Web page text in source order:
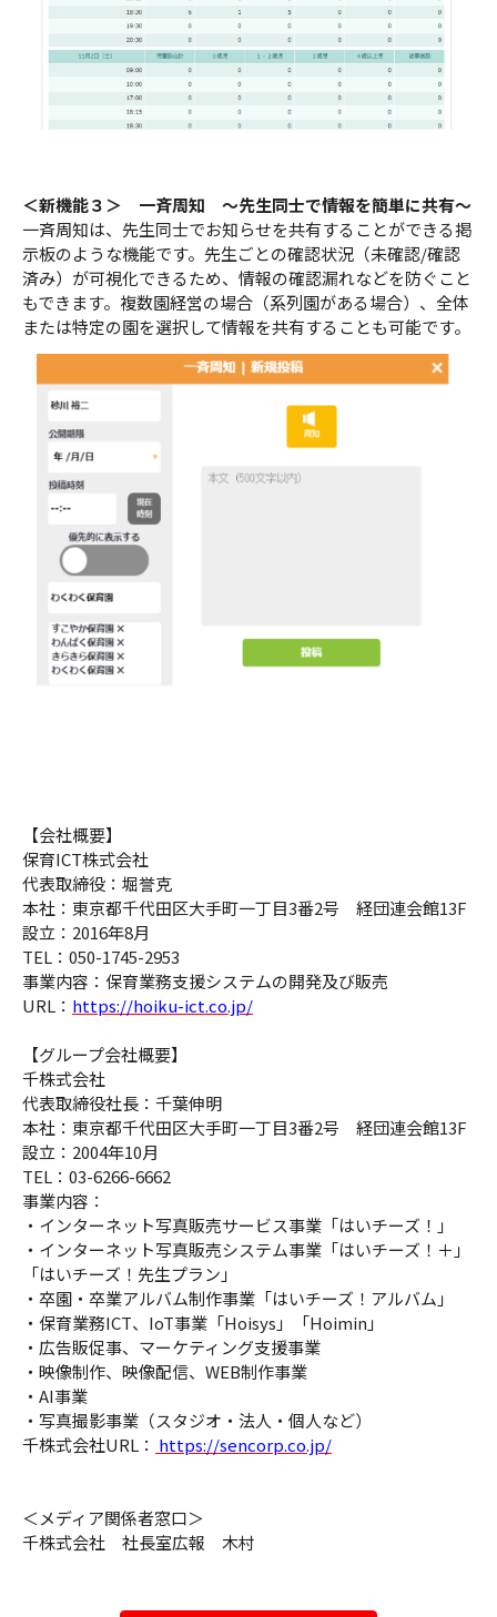
＜新機能３＞ 一斉周知 ～先生同士で情報を簡単に共有～
一斉周知は、先生同士でお知らせを共有することができる掲
示板のような機能です。先生ごとの確認状況（未確認/確認
済み）が可視化できるため、情報の確認漏れなどを防ぐこと
もできます。複数園経営の場合（系列園がある場合）、全体
または特定の園を選択して情報を共有することも可能です。
【会社概要】
保育ICT株式会社
代表取締役：堀誉克
本社：東京都千代田区大手町一丁目3番2号 経団連会館13F
設立：2016年8月
TEL：050-1745-2953
事業内容：保育業務支援システムの開発及び販売
URL： https://hoiku-ict.co.jp/
【グループ会社概要】
千株式会社
代表取締役社長：千葉伸明
本社：東京都千代田区大手町一丁目3番2号 経団連会館13F
設立：2004年10月
TEL：03-6266-6662
事業内容：
・インターネット写真販売サービス事業「はいチーズ！」
・インターネット写真販売システム事業「はいチーズ！＋」
「はいチーズ！先生プラン」
・卒園・卒業アルバム制作事業「はいチーズ！アルバム」
・保育業務ICT、IoT事業「Hoisys」「Hoimin」
・広告販促事、マーケティング支援事業
・映像制作、映像配信、WEB制作事業
・AI事業
・写真撮影事業（スタジオ・法人・個人など）
千株式会社URL： https://sencorp.co.jp/
＜メディア関係者窓口＞
千株式会社 社長室広報 木村